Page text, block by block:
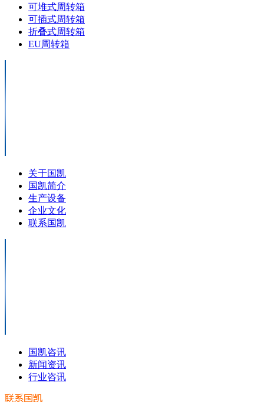
可堆式周转箱
可插式周转箱
折叠式周转箱
EU周转箱
关于国凯
国凯简介
生产设备
企业文化
联系国凯
国凯咨讯
新闻资讯
行业咨讯